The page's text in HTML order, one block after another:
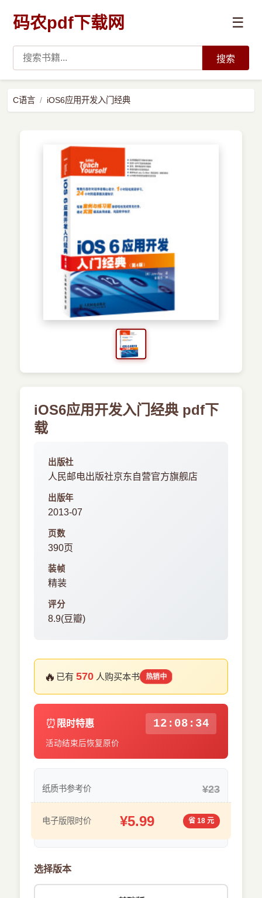
码农pdf下载网 ☰
预订书籍
搜索
C语言 iOS6应用开发入门经典
iOS6应用开发入门经典 pdf下
载
出版社
人民邮电出版社京东自营官方旗舰店
出版年
2013-07
页数
390页
装帧
精装
评分
8.9(豆瓣)
🔥 已有570 人购买本书 热销中
⏰ 限时特惠 12:08:33
活动结束后恢复原价
纸质书参考价 ¥23
电子版限时价 ¥5.99 省 18 元
选择版本